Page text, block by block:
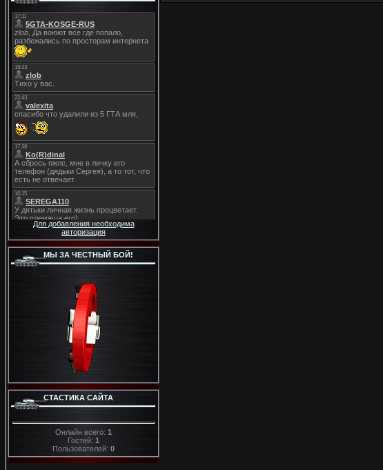
Для добавления необходима
авторизация
МЫ ЗА ЧЕСТНЫЙ БОЙ!
СТАСТИКА САЙТА
Онлайн всего: 1
Гостей: 1
Пользователей: 0